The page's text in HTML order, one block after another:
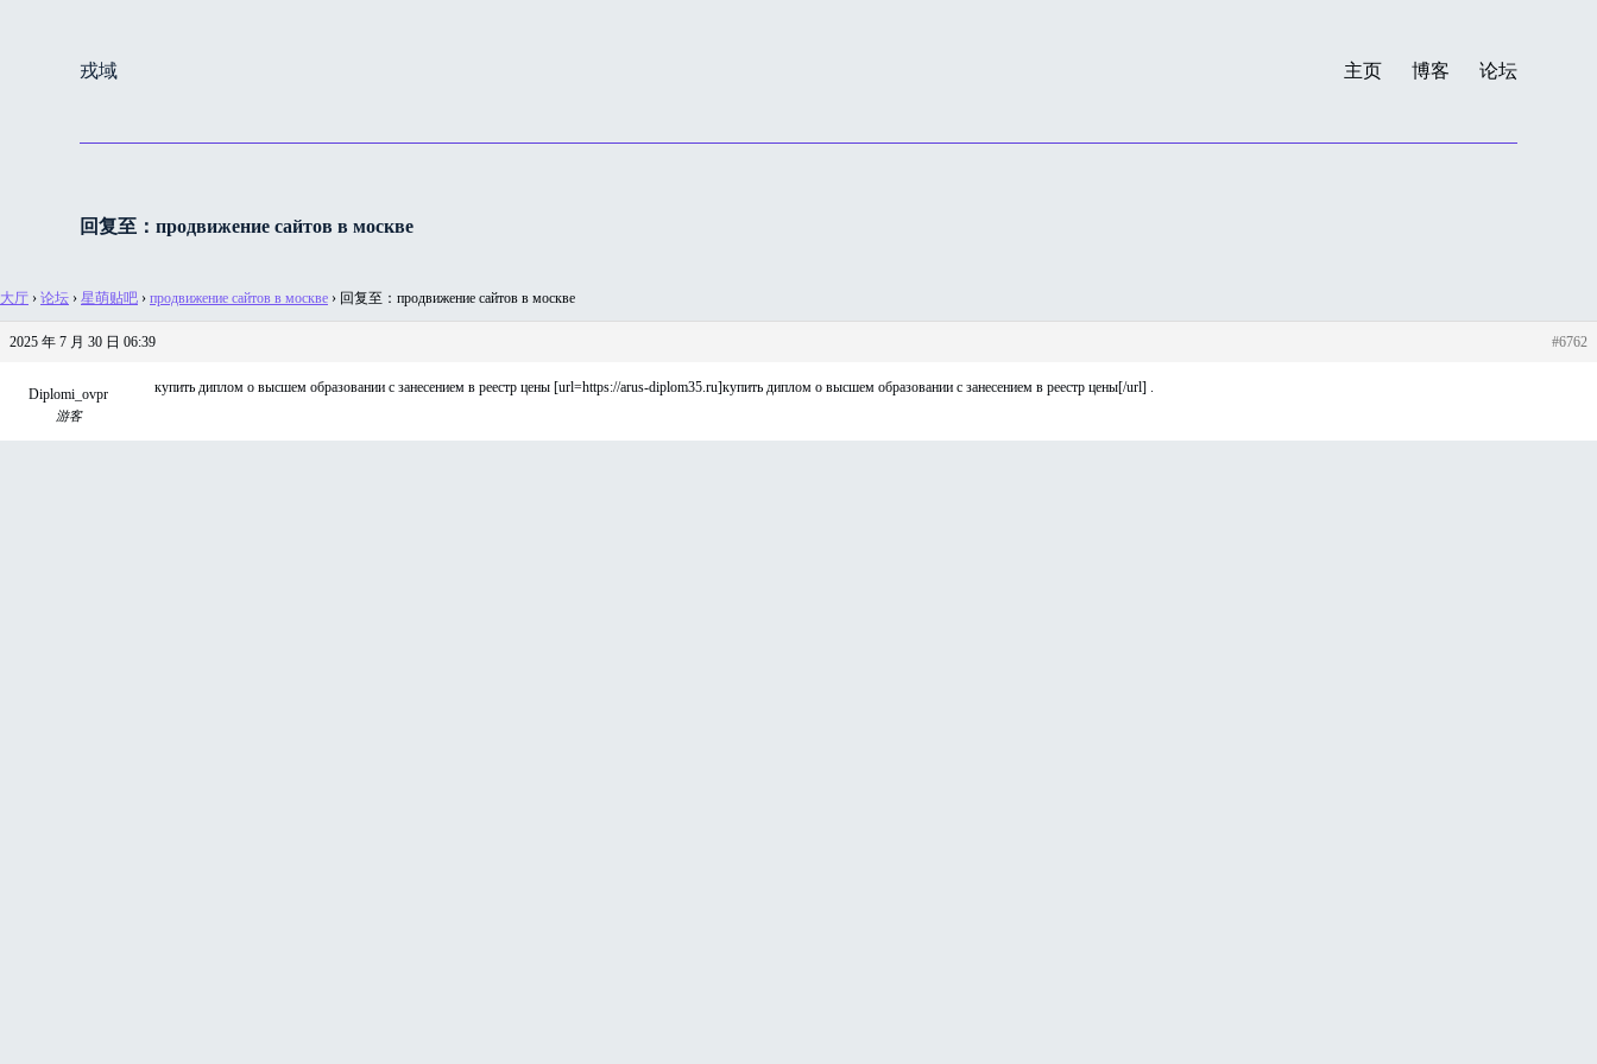
戎域 主页 博客 论坛
回复至：продвижение сайтов в москве
大厅 › 论坛 › 星萌贴吧 › продвижение сайтов в москве › 回复至：продвижение сайтов в москве
2025 年 7 月 30 日 06:39 #6762
Diplomi_ovpr
游客
купить диплом о высшем образовании с занесением в реестр цены [url=https://arus-diplom35.ru]купить диплом о высшем образовании с занесением в реестр цены[/url] .